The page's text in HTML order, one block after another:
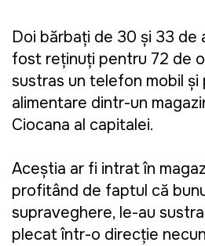
Doi bărbați de 30 și 33 de
fost reținuți pentru 72 de
sustras un telefon mobil și
alimentare dintr-un
Ciocana al capitalei.
Aceștia ar fi intrat în
profitând de faptul că
supraveghere, le-au
plecat într-o direcție